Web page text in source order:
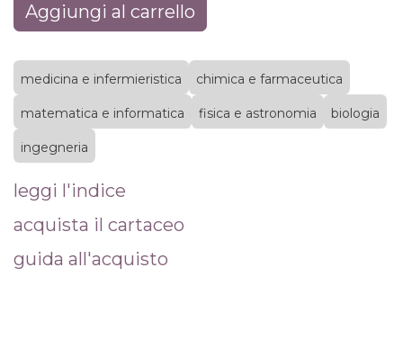
Aggiungi al carrello
medicina e infermieristica chimica e farmaceutica
matematica e informatica fisica e astronomia biologia
ingegneria
leggi l'indice
acquista il cartaceo
guida all'acquisto